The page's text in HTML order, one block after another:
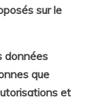
sur le
données
que
et